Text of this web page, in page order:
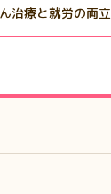
治療と就労の両